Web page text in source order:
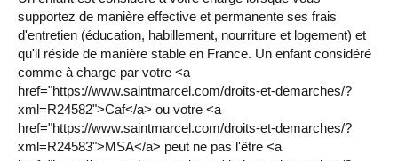
supportez de manière effective et permanente ses frais
d'entretien (éducation, habillement, nourriture et logement) et
qu'il réside de manière stable en France. Un enfant considéré
comme à charge par votre <a
href="https://www.saintmarcel.com/droits-et-demarches/?
xml=R24582">Caf</a> ou votre <a
href="https://www.saintmarcel.com/droits-et-demarches/?
xml=R24583">MSA</a> peut ne pas l'être <a